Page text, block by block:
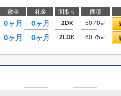
敷金 礼金 間取り 面積
0ヶ月 0ヶ月 2DK 50.40㎡
0ヶ月 0ヶ月 2LDK 60.75㎡